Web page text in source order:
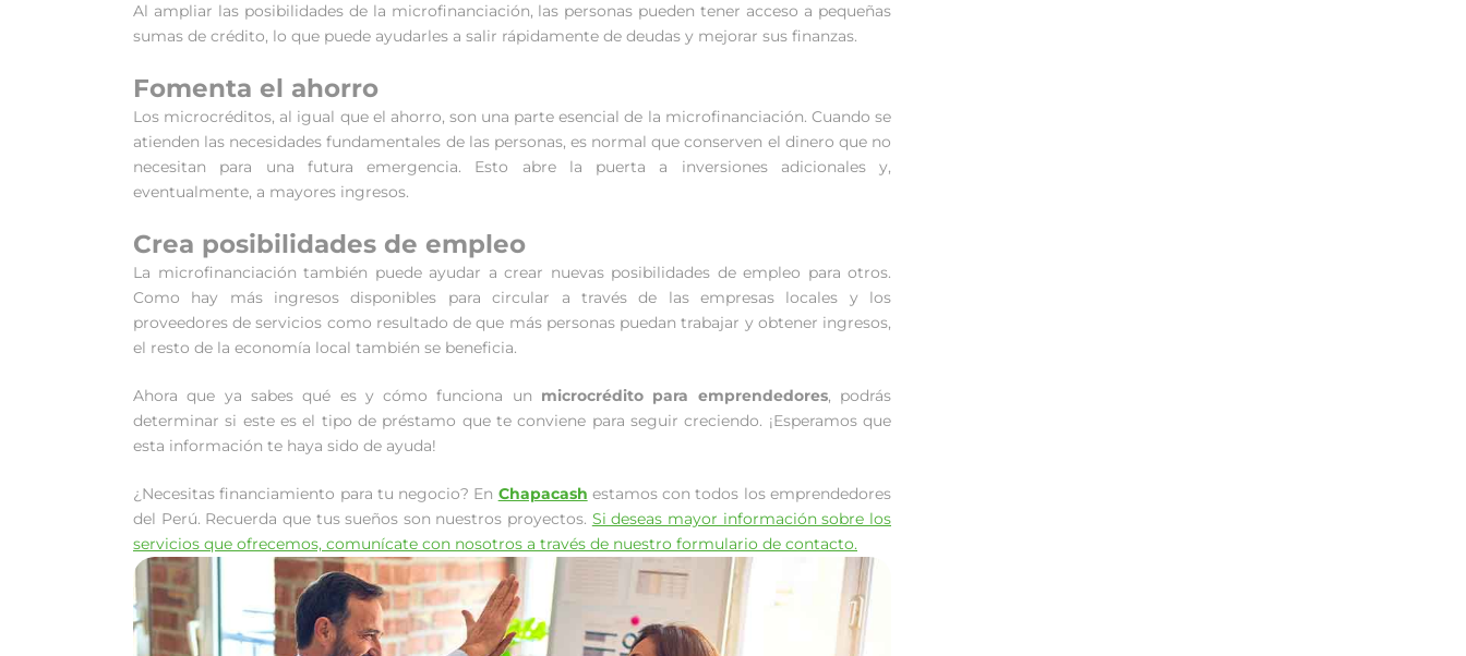
Al ampliar las posibilidades de la microfinanciación, las personas pueden tener acceso a pequeñas
sumas de crédito, lo que puede ayudarles a salir rápidamente de deudas y mejorar sus finanzas.
Fomenta el ahorro
Los microcréditos, al igual que el ahorro, son una parte esencial de la microfinanciación. Cuando se
atienden las necesidades fundamentales de las personas, es normal que conserven el dinero que no
necesitan para una futura emergencia. Esto abre la puerta a inversiones adicionales y,
eventualmente, a mayores ingresos.
Crea posibilidades de empleo
La microfinanciación también puede ayudar a crear nuevas posibilidades de empleo para otros.
Como hay más ingresos disponibles para circular a través de las empresas locales y los
proveedores de servicios como resultado de que más personas puedan trabajar y obtener ingresos,
el resto de la economía local también se beneficia.
Ahora que ya sabes qué es y cómo funciona un microcrédito para emprendedores, podrás
determinar si este es el tipo de préstamo que te conviene para seguir creciendo. ¡Esperamos que
esta información te haya sido de ayuda!
¿Necesitas financiamiento para tu negocio? En Chapacash estamos con todos los emprendedores
del Perú. Recuerda que tus sueños son nuestros proyectos. Si deseas mayor información sobre los
servicios que ofrecemos, comunícate con nosotros a través de nuestro formulario de contacto.